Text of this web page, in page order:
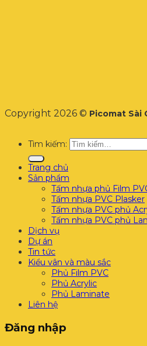
Copyright 2026 © Picomat Sài
Tìm kiếm:
Trang chủ
Sản phẩm
Tấm nhựa phủ Film
Tấm nhựa PVC Plasker
Tấm nhựa PVC phủ
Tấm nhựa PVC phủ
Dịch vụ
Dự án
Tin tức
Kiểu vân và màu sắc
Phủ Film PVC
Phủ Acrylic
Phủ Laminate
Liên hệ
Đăng nhập